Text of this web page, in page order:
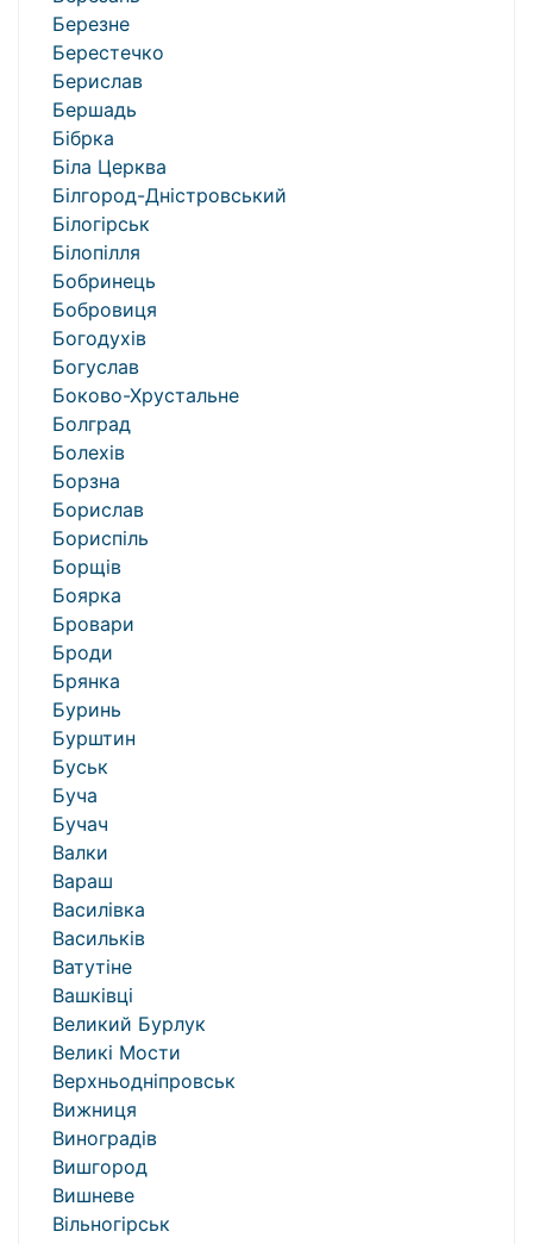
Березне
Берестечко
Берислав
Бершадь
Бібрка
Біла Церква
Білгород-Дністровський
Білогірськ
Білопілля
Бобринець
Бобровиця
Богодухів
Богуслав
Боково-Хрустальне
Болград
Болехів
Борзна
Борислав
Бориспіль
Борщів
Боярка
Бровари
Броди
Брянка
Буринь
Бурштин
Буськ
Буча
Бучач
Валки
Вараш
Василівка
Васильків
Ватутіне
Вашківці
Великий Бурлук
Великі Мости
Верхньодніпровськ
Вижниця
Виноградів
Вишгород
Вишневе
Вільногірськ